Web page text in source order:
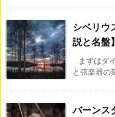
シベリウ
説と名盤】
まずはダ
と弦楽器の
バーンス